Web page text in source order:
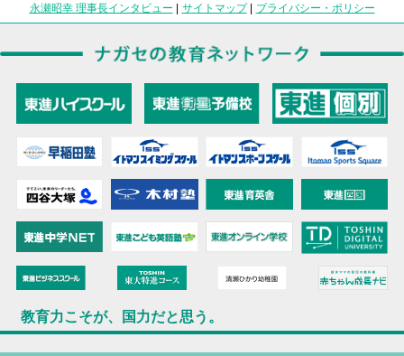
永瀬昭幸 理事長インタビュー | サイトマップ| プライバシー・ポリシー
教育力こそが、国力だと思う。